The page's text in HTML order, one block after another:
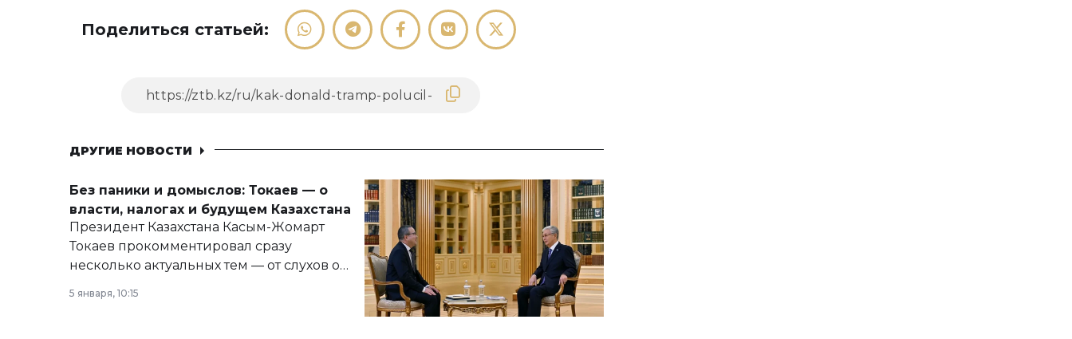
Поделиться статьей:
ДРУГИЕ НОВОСТИ
Без паники и домыслов: Токаев — о
власти, налогах и будущем Казахстана
Президент Казахстана Касым-Жомарт
Токаев прокомментировал сразу
несколько актуальных тем — от слухов о
армии, экономики и личного здоровья.
5 января, 10:15